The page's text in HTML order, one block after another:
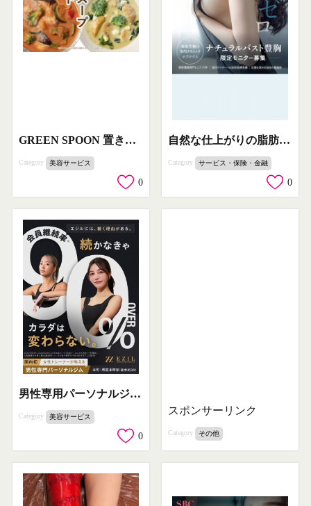
GREEN SPOON 置き換えスープのダイエットプラン
Category 美容サービス
0
自然な仕上がりの脂肪豊胸モニター募集
Category サービス・保険・金融
0
男性専用パーソナルジム EZIL（継続サポート）
Category 美容サービス
0
スポンサーリンク
Category その他